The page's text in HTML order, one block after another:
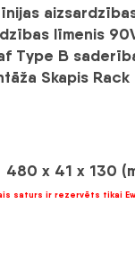
līmenis
Type B
Skapis Rack
480 x 41 x 130
saturs ir rezervēts tikai